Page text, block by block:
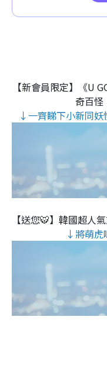
【新會員限定】《U
奇百怪
↓一齊睇下小新同
【送您🐯】韓國超人
↓將萌虎